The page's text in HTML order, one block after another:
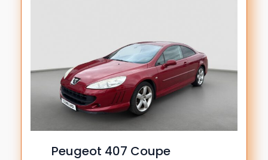
Peugeot 407 Coupe